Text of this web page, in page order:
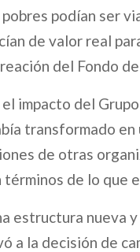
podían ser
de valor real
del Fondo
impacto del
transformado en
de otras
de lo que
estructura nueva
a la decisión de